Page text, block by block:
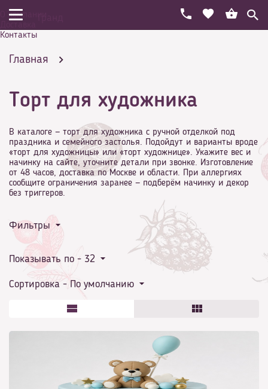
О компании
Контакты
Главная
Праздничный торт на день рождения
Профессия Торт для художника
Торт для художника
В каталоге — торт для художника с ручной отделкой под
праздника и семейного застолья. Подойдут и варианты вроде
«торт для художницы» или «торт художнице». Укажите вес и
начинку на сайте, уточните детали при звонке. Изготовление
от 48 часов, доставка по Москве и области. При аллергиях
сообщите ограничения заранее — подберём начинку и декор
без триггеров.
Фильтры
Показывать по - 32
Сортировка - По умолчанию